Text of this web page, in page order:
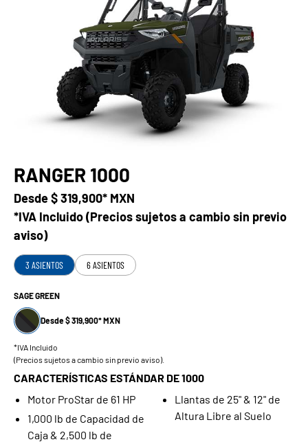
RANGER 1000
Desde$ 319,900* MXN
*IVA Incluido (Precios sujetos a cambio sin previo
aviso)
3 ASIENTOS 6 ASIENTOS
SAGE GREEN
Desde $ 319,900* MXN
*IVA Incluido
(Precios sujetos a cambio sin previo aviso).
CARACTERÍSTICAS ESTÁNDAR DE 1000
Motor ProStar de 61 HP
1,000 lb de Capacidad de
Caja & 2,500 lb de
Llantas de 25" & 12" de
Altura Libre al Suelo